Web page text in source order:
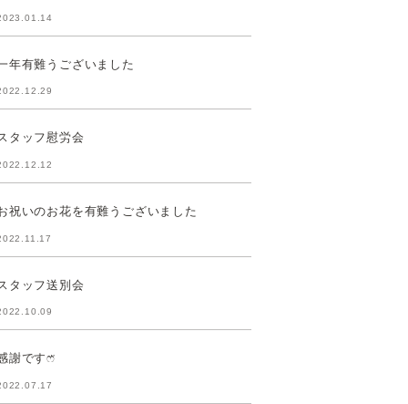
年有難うございました
タッフ慰労会
祝いのお花を有難うございました
タッフ送別会
謝ですෆ̈